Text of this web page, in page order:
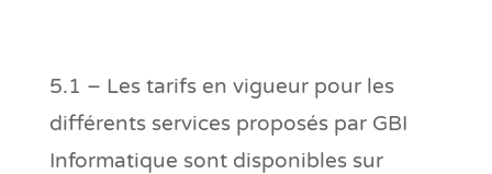
5.1 – Les tarifs en vigueur pour les
différents services proposés par GBI
Informatique sont disponibles sur